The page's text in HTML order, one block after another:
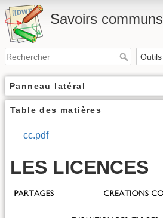
Savoirs communs
Panneau latéral
Table des matières
cc.pdf
LES LICENCES